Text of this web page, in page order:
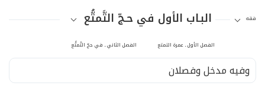
فقه البـاب الأول في حـجّ التَّمتُّع
الفصل الأول ـ عمرة التمتع الفصل الثاني ـ في حجّ التَّمتُّع
وفيه مدخل وفصلان